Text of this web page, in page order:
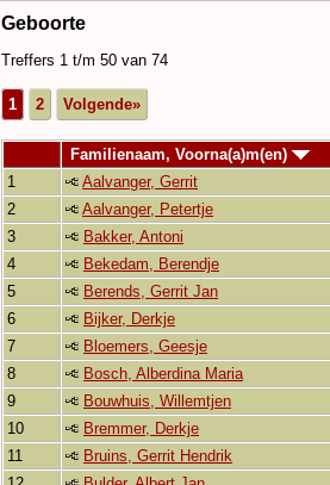
Geboorte
Treffers 1 t/m 50 van 74
1 2 Volgende»
Familienaam, Voorna(a)m(en)
1
Aalvanger, Gerrit
2
Aalvanger, Petertje
3
Bakker, Antoni
4
Bekedam, Berendje
5
Berends, Gerrit Jan
6
Bijker, Derkje
7
Bloemers, Geesje
8
Bosch, Alberdina Maria
9
Bouwhuis, Willemtjen
10
Bremmer, Derkje
11
Bruins, Gerrit Hendrik